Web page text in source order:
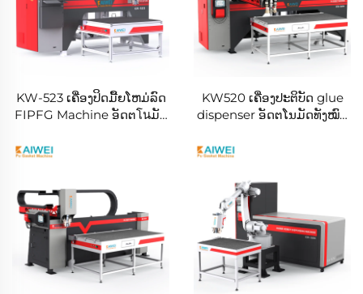
KW-523 ເຄື່ອງປິດມື້ຍໂຫມ່ລົດ
FIPFG Machine ອັດຕโนມັດ
Rittal Cabinets
KW520 ເຄື່ອງປະຕິບັດ glue
dispenser ອັດຕໂນມັດທັງໝົດ
Machine New Energy
Pu Gasket Making
Machine